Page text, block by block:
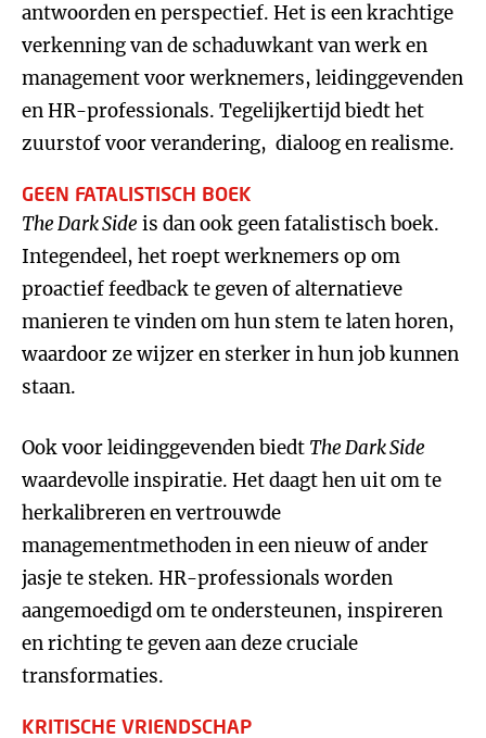
antwoorden en perspectief. Het is een krachtige
verkenning van de schaduwkant van werk en
management voor werknemers, leidinggevenden
en HR-professionals. Tegelijkertijd biedt het
zuurstof voor verandering, dialoog en realisme.
GEEN FATALISTISCH BOEK
The Dark Side is dan ook geen fatalistisch boek.
Integendeel, het roept werknemers op om
proactief feedback te geven of alternatieve
manieren te vinden om hun stem te laten horen,
waardoor ze wijzer en sterker in hun job kunnen
staan.
Ook voor leidinggevenden biedt The Dark Side
waardevolle inspiratie. Het daagt hen uit om te
herkalibreren en vertrouwde
managementmethoden in een nieuw of ander
jasje te steken. HR-professionals worden
aangemoedigd om te ondersteunen, inspireren
en richting te geven aan deze cruciale
transformaties.
KRITISCHE VRIENDSCHAP